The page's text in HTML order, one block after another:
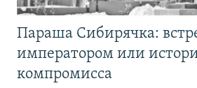
Параша Сибирячка:
императором или
компромисса